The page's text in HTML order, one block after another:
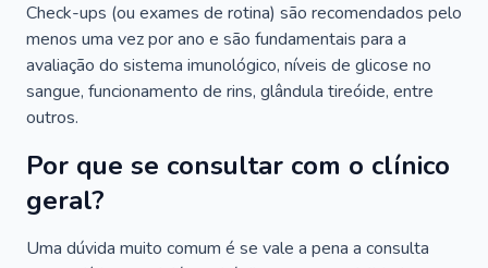
Check-ups (ou exames de rotina) são recomendados pelo
menos uma vez por ano e são fundamentais para a
avaliação do sistema imunológico, níveis de glicose no
sangue, funcionamento de rins, glândula tireóide, entre
outros.
Por que se consultar com o clínico
geral?
Uma dúvida muito comum é se vale a pena a consulta